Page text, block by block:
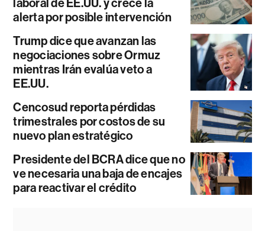
laboral de EE.UU. y crece la
alerta por posible intervención
Trump dice que avanzan las
negociaciones sobre Ormuz
mientras Irán evalúa veto a
EE.UU.
Cencosud reporta pérdidas
trimestrales por costos de su
nuevo plan estratégico
Presidente del BCRA dice que no
ve necesaria una baja de encajes
para reactivar el crédito